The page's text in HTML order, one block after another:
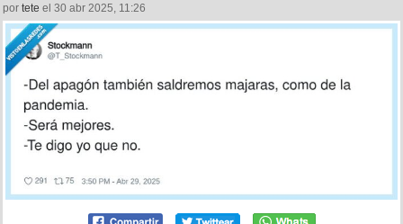
por tete el 30 abr 2025, 11:26